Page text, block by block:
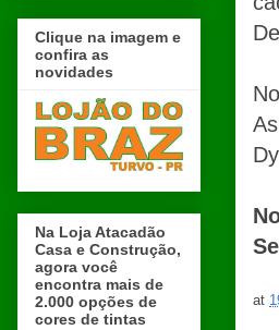
at
Clique na imagem e
confira as
novidades
Na Loja Atacadão
Casa e Construção,
agora você
encontra mais de
2.000 opções de
cores de tintas